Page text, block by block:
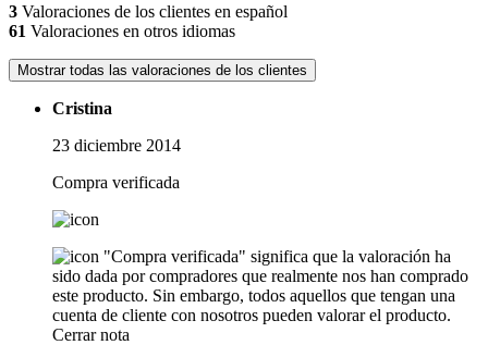
3 Valoraciones de los clientes en español
61 Valoraciones en otros idiomas
Mostrar todas las valoraciones de los clientes
Cristina
23 diciembre 2014
Compra verificada
"Compra verificada" significa que la valoración ha
sido dada por compradores que realmente nos han comprado
este producto. Sin embargo, todos aquellos que tengan una
cuenta de cliente con nosotros pueden valorar el producto.
Cerrar nota